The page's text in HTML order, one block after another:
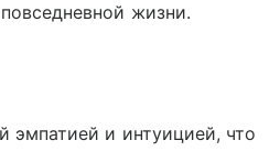
жизни.
эмпатией и интуицией, что